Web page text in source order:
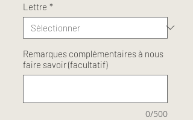
Lettre *
Remarques complémentaires à nous
faire savoir (facultatif)
0/500